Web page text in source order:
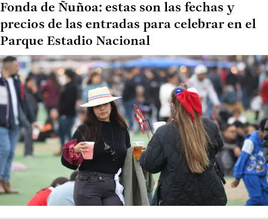
Fonda de Ñuñoa: estas son las fechas y
precios de las entradas para celebrar en el
Parque Estadio Nacional